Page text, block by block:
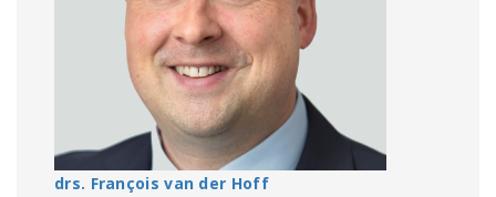
drs. François van der Hoff